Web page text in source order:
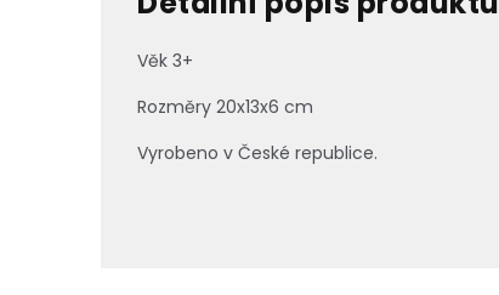
Věk 3+
Rozměry 20x13x6 cm
Vyrobeno v České republice.